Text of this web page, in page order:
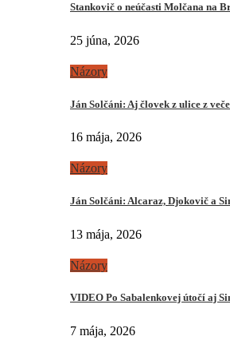
Stankovič o neúčasti Molčana na
25 júna, 2026
Názory
Ján Solčáni: Aj človek z ulice z
16 mája, 2026
Názory
Ján Solčáni: Alcaraz, Djokovič a
13 mája, 2026
Názory
VIDEO Po Sabalenkovej útočí aj
7 mája, 2026